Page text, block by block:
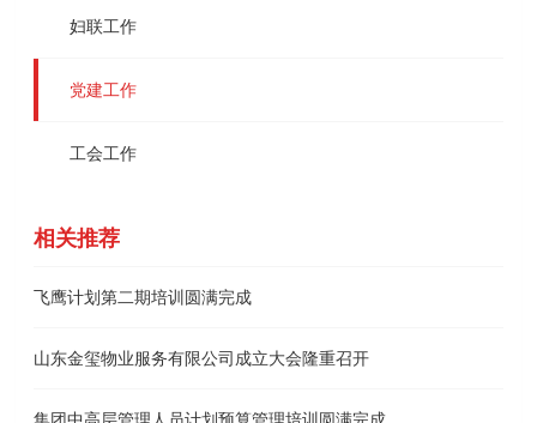
妇联工作
党建工作
工会工作
相关推荐
飞鹰计划第二期培训圆满完成
山东金玺物业服务有限公司成立大会隆重召开